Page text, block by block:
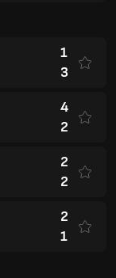
1
3
4
2
2
2
2
1